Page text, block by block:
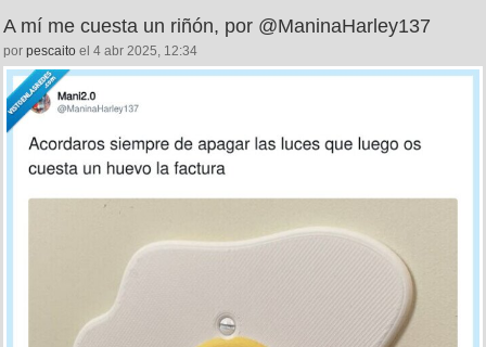
A mí me cuesta un riñón, por @ManinaHarley137
por pescaito el 4 abr 2025, 12:34